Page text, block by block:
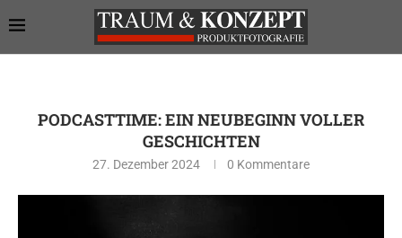
PODCASTTIME: EIN NEUBEGINN VOLLER
GESCHICHTEN
27. Dezember 2024 0 Kommentare